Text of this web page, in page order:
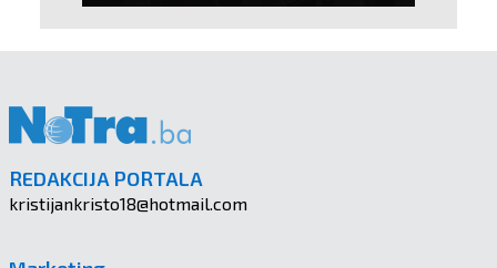
REDAKCIJA PORTALA
kristijankristo18@hotmail.com